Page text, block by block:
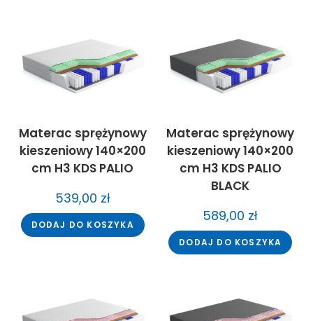
Materac sprężynowy
kieszeniowy 140×200
cm H3 KDS PALIO
539,00 zł
DODAJ DO KOSZYKA
Materac sprężynowy
kieszeniowy 140×200
cm H3 KDS PALIO
BLACK
589,00 zł
DODAJ DO KOSZYKA